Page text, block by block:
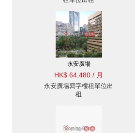
永安廣場
HK$ 64,480 / 月
永安廣場寫字樓租單位出
租